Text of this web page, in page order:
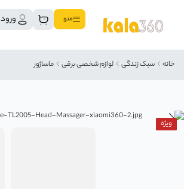
منو ورود
خانه سبک زندگی لوازم شخصی برقی ماساژور
ویژه